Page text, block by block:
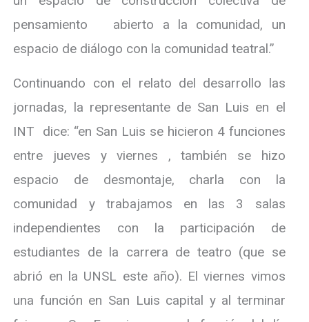
pensamiento abierto a la comunidad, un
espacio de diálogo con la comunidad teatral.”
Continuando con el relato del desarrollo las
jornadas, la representante de San Luis en el
INT dice: “en San Luis se hicieron 4 funciones
entre jueves y viernes , también se hizo
espacio de desmontaje, charla con la
comunidad y trabajamos en las 3 salas
independientes con la participación de
estudiantes de la carrera de teatro (que se
abrió en la UNSL este año). El viernes vimos
una función en San Luis capital y al terminar